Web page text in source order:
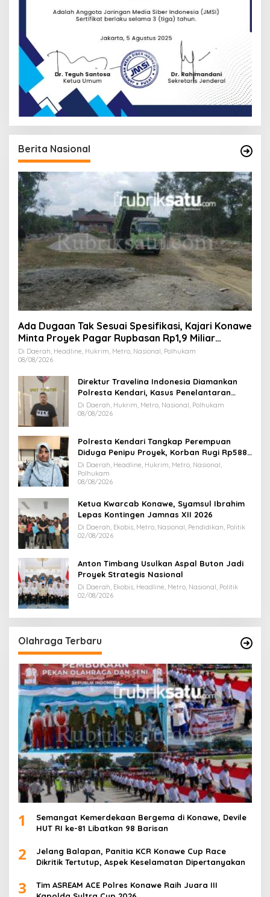
Berita Nasional
Ada Dugaan Tak Sesuai Spesifikasi, Kajari Konawe
Minta Proyek Pagar Rupbasan Rp1,9 Miliar
Dihentikan
Di Daerah, Headline, Hukrim, Metro, Nasional, Polhukam
08/08/2026
Direktur Travelina Indonesia Diamankan
Polresta Kendari, Kasus Penelantaran
Jemaah Umrah Masuk Babak Baru
Di Daerah, Hukrim, Metro, Nasional, Polhukam
08/08/2026
Polresta Kendari Tangkap Perempuan
Diduga Penipu Proyek, Korban Rugi Rp588,1
Juta
Di Daerah, Headline, Hukrim, Metro, Nasional,
Polhukam
08/08/2026
Ketua Kwarcab Konawe, Syamsul Ibrahim
Lepas Kontingen Jamnas XII 2026
Di Daerah, Ekobis, Metro, Nasional, Pendidikan, Politik
02/08/2026
Anton Timbang Usulkan Aspal Buton Jadi
Proyek Strategis Nasional
Di Daerah, Ekobis, Headline, Metro, Nasional, Politik
02/08/2026
Olahraga Terbaru
1
Semangat Kemerdekaan Bergema di Konawe, Devile
HUT RI ke-81 Libatkan 98 Barisan
2
Jelang Balapan, Panitia KCR Konawe Cup Race
Dikritik Tertutup, Aspek Keselamatan Dipertanyakan
3
Tim ASREAM ACE Polres Konawe Raih Juara III